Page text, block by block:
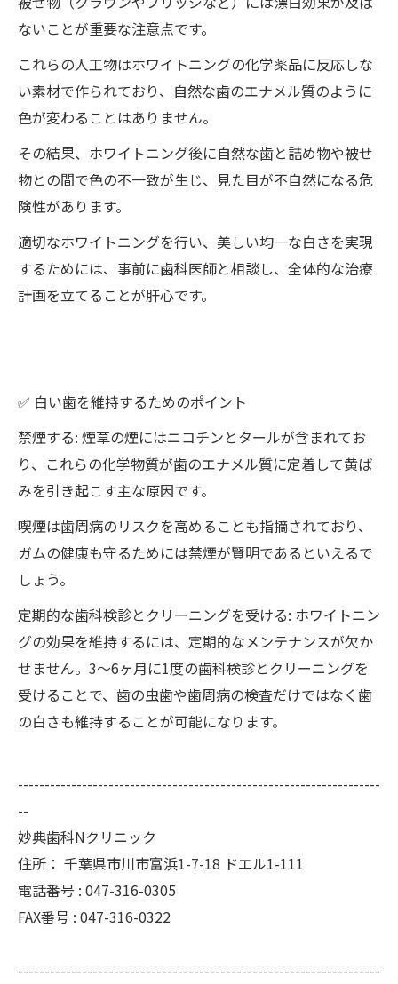
ないことが重要な注意点です。
これらの人工物はホワイトニングの化学薬品に反応しな
い素材で作られており、自然な歯のエナメル質のように
色が変わることはありません。
その結果、ホワイトニング後に自然な歯と詰め物や被せ
物との間で色の不一致が生じ、見た目が不自然になる危
険性があります。
適切なホワイトニングを行い、美しい均一な白さを実現
するためには、事前に歯科医師と相談し、全体的な治療
計画を立てることが肝心です。
✅ 白い歯を維持するためのポイント
禁煙する: 煙草の煙にはニコチンとタールが含まれてお
り、これらの化学物質が歯のエナメル質に定着して黄ば
みを引き起こす主な原因です。
喫煙は歯周病のリスクを高めることも指摘されており、
ガムの健康も守るためには禁煙が賢明であるといえるで
しょう。
定期的な歯科検診とクリーニングを受ける: ホワイトニン
グの効果を維持するには、定期的なメンテナンスが欠か
せません。3〜6ヶ月に1度の歯科検診とクリーニングを
受けることで、歯の虫歯や歯周病の検査だけではなく歯
の白さも維持することが可能になります。
--------------------------------------------------------------------
--
妙典歯科Nクリニック
住所： 千葉県市川市富浜1-7-18 ドエル1-111
電話番号 : 047-316-0305
FAX番号 : 047-316-0322
--------------------------------------------------------------------